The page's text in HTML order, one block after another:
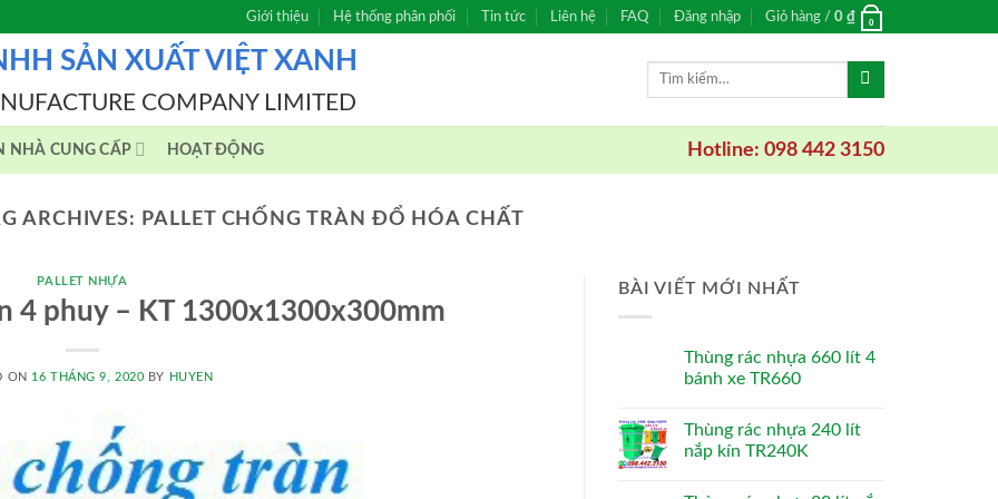
Giới thiệu Hệ thống phân phối Tin tức Liên hệ FAQ Đăng nhập Giỏ hàng / 0 ₫ 0
SẢN XUẤT VIỆT XANH
COMPANY LIMITED
Tìm
NHÀ CUNG CẤP HOẠT ĐỘNG Hotline: 098 442 3150
ARCHIVES: PALLET CHỐNG TRÀN ĐỔ HÓA CHẤT
PALLET NHỰA
4 phuy – KT 1300x1300x300mm
ON 16 THÁNG 9, 2020 BY HUYEN
BÀI VIẾT MỚI NHẤT
Thùng rác nhựa 660 lít 4
bánh xe TR660
Thùng rác nhựa 240 lít
nắp kín TR240K